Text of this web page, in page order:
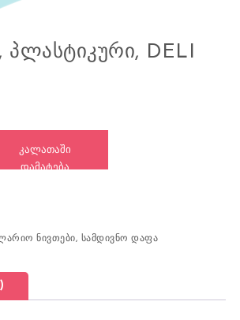
ᲞᲚᲐᲡᲢᲘᲙᲣᲠᲘ, DELI
ᲙᲐᲚᲐᲗᲐᲨᲘ
ᲓᲐᲛᲐᲢᲔᲑᲐ
ნივთები, სამდივნო დაფა